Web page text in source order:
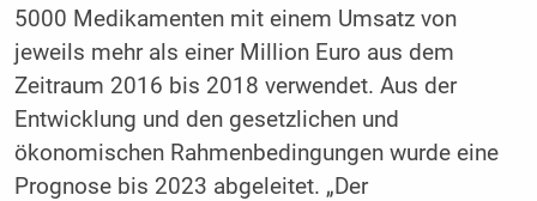
5000 Medikamenten mit einem Umsatz von
jeweils mehr als einer Million Euro aus dem
Zeitraum 2016 bis 2018 verwendet. Aus der
Entwicklung und den gesetzlichen und
ökonomischen Rahmenbedingungen wurde eine
Prognose bis 2023 abgeleitet. „Der